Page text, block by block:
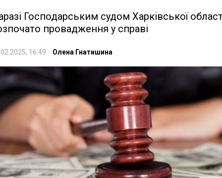
Господарським судом Харківської
провадження у справі
16:49 Олена Гнатишина